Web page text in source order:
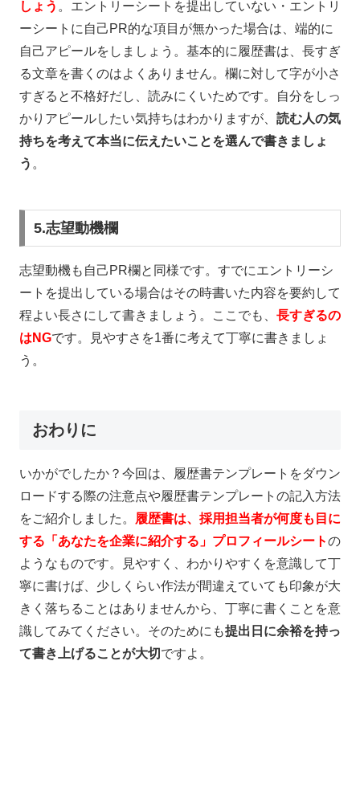
しょう 。エントリーシートを提出していない・エントリ
ーシートに自己 PR的な項目が無かった場合は、端的に
自己アピールをしましょう。基本的に履歴書は、長すぎ
る文章を書くのはよくありません。欄に対して字が小さ
すぎると不格好だし、読みにくいためです。自分をしっ
かりアピールしたい気持ちはわかりますが、 読む人の気
持ちを考えて本当に伝えたいことを選んで書きましょ
う 。
5.志望動機欄
志望動機も自己 PR欄と同様です。すでにエントリーシ
ートを提出している場合はその時書いた内容を要約して
程よい長さにして書きましょう。ここでも、 長すぎるの
はNGです。見やすさを1番に考えて丁寧に書きましょ
う。
おわりに
いかがでしたか？今回は、履歴書テンプレートをダウン
ロードする際の注意点や履歴書テンプレートの記入方法
をご紹介しました。
履歴書は、採用担当者が何度も目に
する「あなたを企業に紹介する」プロフィールシートの
ようなものです。見やすく、わかりやすくを意識して丁
寧に書けば、少しくらい作法が間違えていても印象が大
きく落ちることはありませんから、丁寧に書くことを意
識してみてください。そのためにも提出日に余裕を持っ
て書き上げることが大切 ですよ。